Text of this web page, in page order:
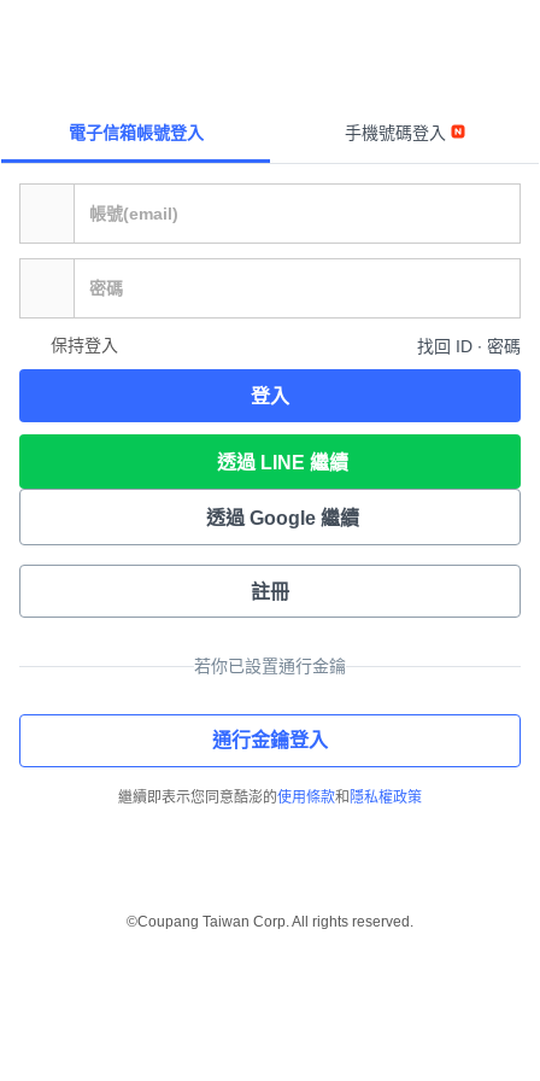
電子信箱帳號登入 手機號碼登入
保持登入 找回 ID ∙ 密碼
登入
透過 LINE 繼續
透過 Google 繼續
註冊
若你已設置通行金鑰
通行金鑰登入
繼續即表示您同意酷澎的使用條款和 隱私權政策
©Coupang Taiwan Corp. All rights reserved.